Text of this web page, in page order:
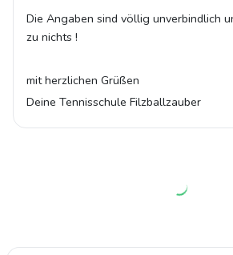
Die Angaben sind völlig unverbindlich
zu nichts !
mit herzlichen Grüßen
Deine Tennisschule Filzballzauber